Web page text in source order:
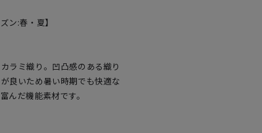
ン:春・夏】
ラミ織り。凹凸感のある織り
良いため暑い時期でも快適な
んだ機能素材です。